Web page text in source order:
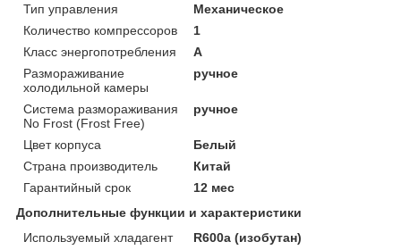
Тип управления
Механическое
Количество компрессоров
1
Класс энергопотребления
A
Размораживание
холодильной камеры
ручное
Система размораживания
No Frost (Frost Free)
ручное
Цвет корпуса
Белый
Страна производитель
Китай
Гарантийный срок
12 мес
Дополнительные функции и характеристики
Используемый хладагент
R600a (изобутан)